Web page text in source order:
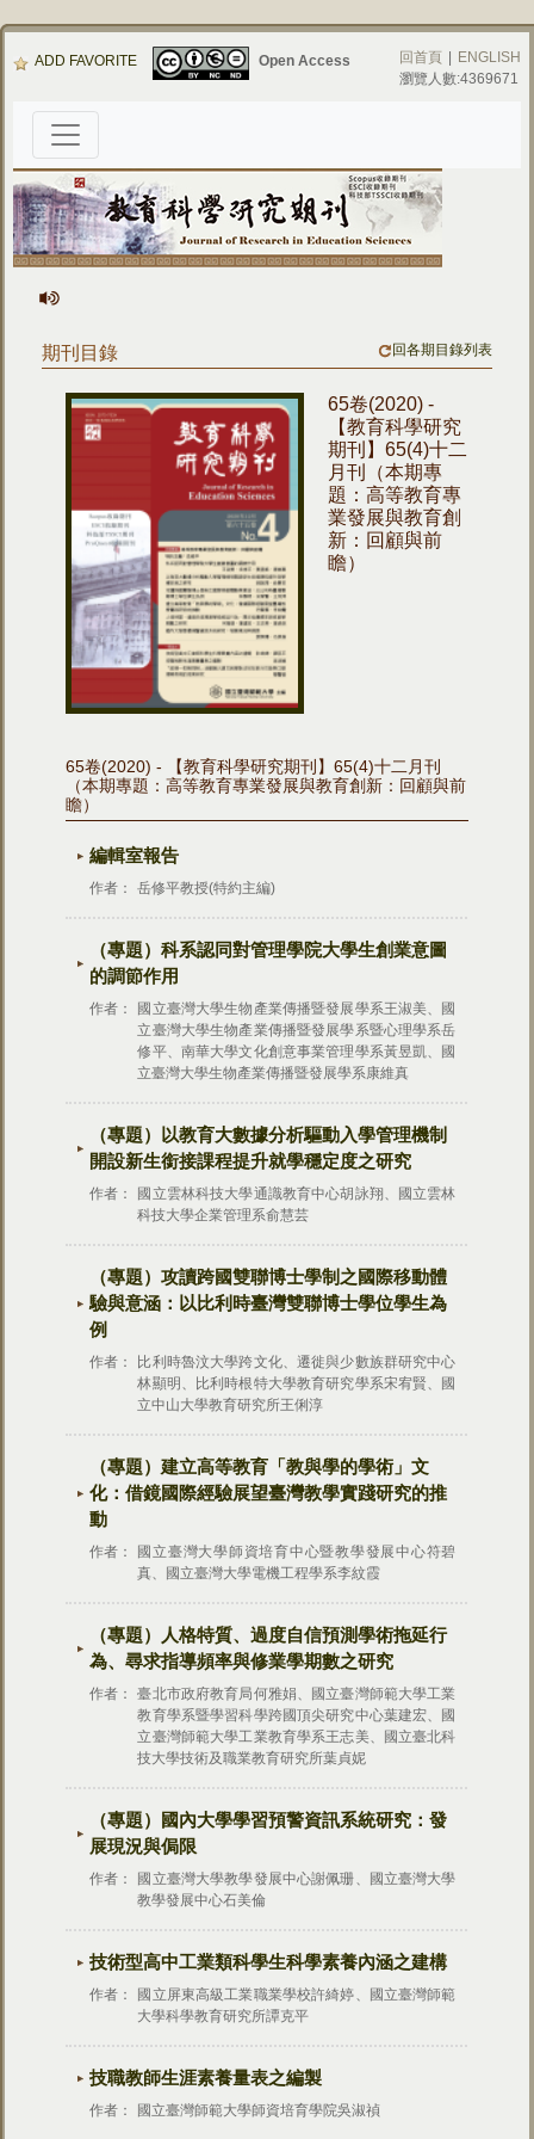
ADD FAVORITE Open Access 回首頁
ENGLISH
瀏覽人數:4369671
期刊目錄 回各期目錄列表
65卷(2020) -
【教育科學研究
期刊】65(4)十二
月刊（本期專
題：高等教育專
業發展與教育創
新：回顧與前
瞻）
65卷(2020) - 【教育科學研究期刊】65(4)十二月刊
（本期專題：高等教育專業發展與教育創新：回顧與前
瞻）
編輯室報告
作者： 岳修平教授(特約主編)
（專題）科系認同對管理學院大學生創業意圖
的調節作用
作者：
國立臺灣大學生物產業傳播暨發展學系王淑美、國
立臺灣大學生物產業傳播暨發展學系暨心理學系岳
修平、南華大學文化創意事業管理學系黃昱凱、國
立臺灣大學生物產業傳播暨發展學系康維真
（專題）以教育大數據分析驅動入學管理機制
開設新生銜接課程提升就學穩定度之研究
作者：
國立雲林科技大學通識教育中心胡詠翔、國立雲林
科技大學企業管理系俞慧芸
（專題）攻讀跨國雙聯博士學制之國際移動體
驗與意涵：以比利時臺灣雙聯博士學位學生為
例
作者：
比利時魯汶大學跨文化、遷徙與少數族群研究中心
林顯明、比利時根特大學教育研究學系宋宥賢、國
立中山大學教育研究所王俐淳
（專題）建立高等教育「教與學的學術」文
化：借鏡國際經驗展望臺灣教學實踐研究的推
動
作者：
國立臺灣大學師資培育中心暨教學發展中心符碧
真、國立臺灣大學電機工程學系李紋霞
（專題）人格特質、過度自信預測學術拖延行
為、尋求指導頻率與修業學期數之研究
作者：
臺北市政府教育局何雅娟、國立臺灣師範大學工業
教育學系暨學習科學跨國頂尖研究中心葉建宏、國
立臺灣師範大學工業教育學系王志美、國立臺北科
技大學技術及職業教育研究所葉貞妮
（專題）國內大學學習預警資訊系統研究：發
展現況與侷限
作者：
國立臺灣大學教學發展中心謝佩珊、國立臺灣大學
教學發展中心石美倫
技術型高中工業類科學生科學素養內涵之建構
作者：
國立屏東高級工業職業學校許綺婷、國立臺灣師範
大學科學教育研究所譚克平
技職教師生涯素養量表之編製
作者： 國立臺灣師範大學師資培育學院吳淑禎